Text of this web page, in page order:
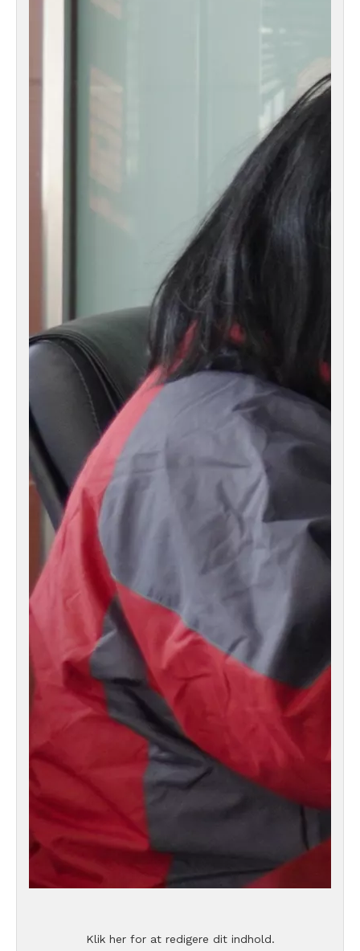
Klik her for at redigere dit indhold.